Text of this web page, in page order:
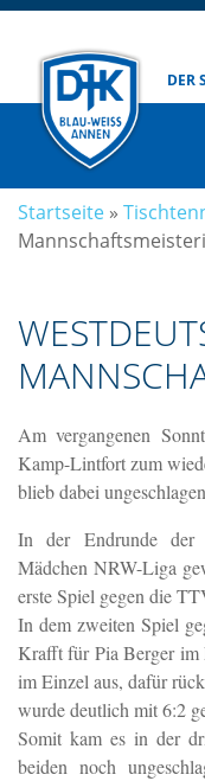
DER
Startseite »
Am vergangenen
Kamp-Lintfort zum
blieb dabei
In der Endrunde der
Mädchen NRW-Liga
erste Spiel gegen die
In dem zweiten Spiel
Krafft für Pia Berger im
im Einzel aus, dafür
wurde deutlich mit 6:2
Somit kam es in der
beiden noch